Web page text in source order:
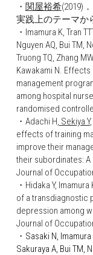
・ 関屋裕希(2019)
実践上のテーマか
・Imamura K, Tran
Nguyen AQ, Bui TM,
Truong TQ, Zhang
Kawakami N.
management
among hospital
randomised
・Adachi H, Sekiya Y
effects of training
improve their
their subordinates:
Journal of
・Hidaka Y, Imamura
of a transdiagnostic
depression among
Journal of
・ Sasaki N, Imamura
Sakuraya A, Bui TM,